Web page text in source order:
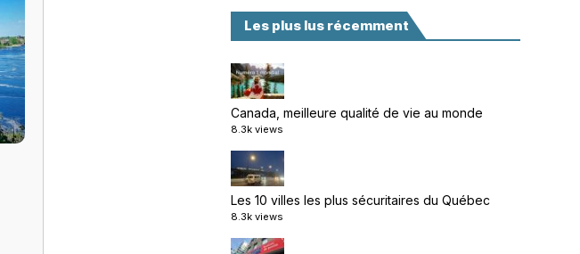
Les plus lus récemment
Canada, meilleure qualité de vie au monde
8.3k views
Les 10 villes les plus sécuritaires du Québec
8.3k views